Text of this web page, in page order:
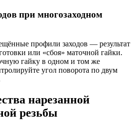
при многозаходном
профили заходов — результат
или «сбоя» маточной гайки.
гайку в одном и том же
угол поворота по двум
нарезанной
резьбы